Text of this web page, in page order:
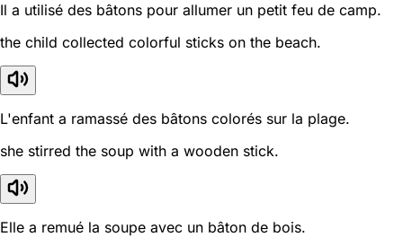
Il a utilisé des bâtons pour allumer un petit feu de camp.
the child collected colorful sticks on the beach.
L'enfant a ramassé des bâtons colorés sur la plage.
she stirred the soup with a wooden stick.
Elle a remué la soupe avec un bâton de bois.